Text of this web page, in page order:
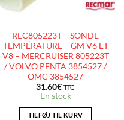
REC805223T – SONDE
TEMPÉRATURE – GM V6 ET
V8 – MERCRUISER 805223T
/ VOLVO PENTA 3854527 /
OMC 3854527
31.60€ TTC
En stock
TILFØJ TIL KURV